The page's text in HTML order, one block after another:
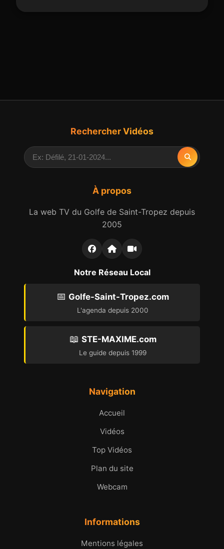
À propos
La web TV du Golfe de Saint-Tropez depuis
2005
Notre Réseau Local
📅 Golfe-Saint-Tropez.com
L'agenda depuis 2000
📖 STE-MAXIME.com
Le guide depuis 1999
Navigation
Accueil
Vidéos
Top Vidéos
Plan du site
Webcam
Informations
Mentions légales
Rechercher Vidéos